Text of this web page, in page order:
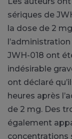
sériques de
la dose de 2
JWH-018 ont
indésirable
ont déclaré
heures après
de 2 mg. Des
également
concentrations